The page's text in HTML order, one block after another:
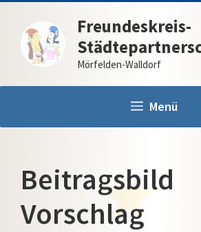
Inhalt
springen
Freundeskreis-
Mörfelden-Walldorf
Menü
Beitragsbild
Vorschlag